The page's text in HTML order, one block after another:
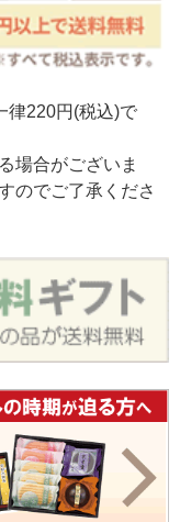
律220円(税込)で
場合がございま
のでご了承くださ